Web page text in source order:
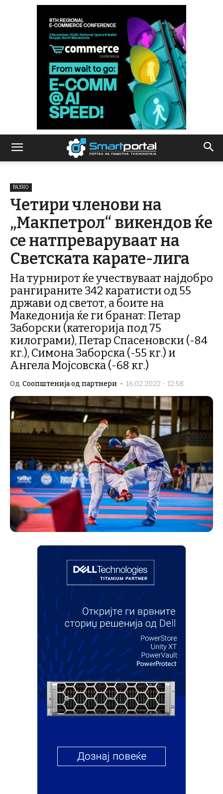
РАЗНО
Четири членови на
„Макпетрол“ викендов ќе
се натпреваруваат на
Светската карате-лига
На турнирот ќе учествуваат најдобро
рангираните 342 каратисти од 55
држави од светот, а боите на
Македонија ќе ги бранат: Петар
Заборски (категорија под 75
килограми), Петар Спасеновски (-84
кг.), Симона Заборска (-55 кг.) и
Ангела Мојсовска (-68 кг.)
Од Соопштенија од партнери - 16.02.2022 - 12:58